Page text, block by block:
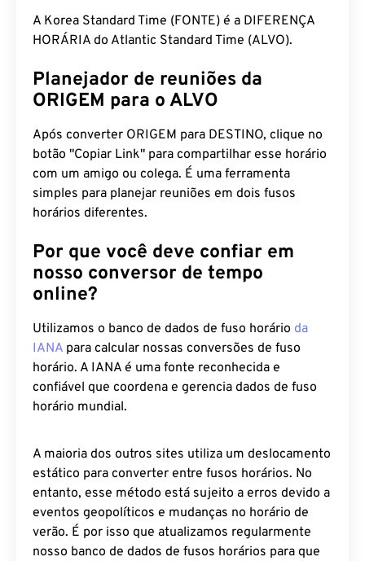
A Korea Standard Time (FONTE) é a DIFERENÇA
HORÁRIA do Atlantic Standard Time (ALVO).
Planejador de reuniões da
ORIGEM para o ALVO
Após converter ORIGEM para DESTINO, clique no
botão "Copiar Link" para compartilhar esse horário
com um amigo ou colega. É uma ferramenta
simples para planejar reuniões em dois fusos
horários diferentes.
Por que você deve confiar em
nosso conversor de tempo
online?
Utilizamos o banco de dados de fuso horário da
IANA para calcular nossas conversões de fuso
horário. A IANA é uma fonte reconhecida e
confiável que coordena e gerencia dados de fuso
horário mundial.
A maioria dos outros sites utiliza um deslocamento
estático para converter entre fusos horários. No
entanto, esse método está sujeito a erros devido a
eventos geopolíticos e mudanças no horário de
verão. É por isso que atualizamos regularmente
nosso banco de dados de fusos horários para que